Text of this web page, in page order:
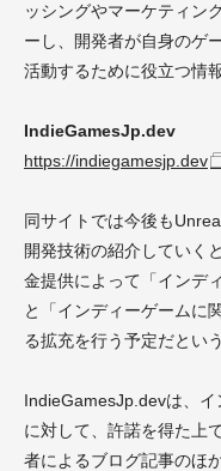
ッシングやマーケティン
ーし、開発者が自身のゲ
活動するために役立つ情
IndieGamesJp.dev
https://indiegamesjp.dev
同サイトでは今後も
開発技術の紹介していく
金提供によって「インデ
と「インディーゲームに
る拡充を行う予定だという
IndieGamesJp.devは、
に対して、許諾を得た上
者によるブログ記事のほ